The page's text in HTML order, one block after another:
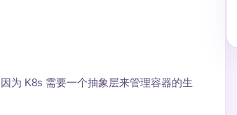
为 K8s 需要一个抽象层来管理容器的生